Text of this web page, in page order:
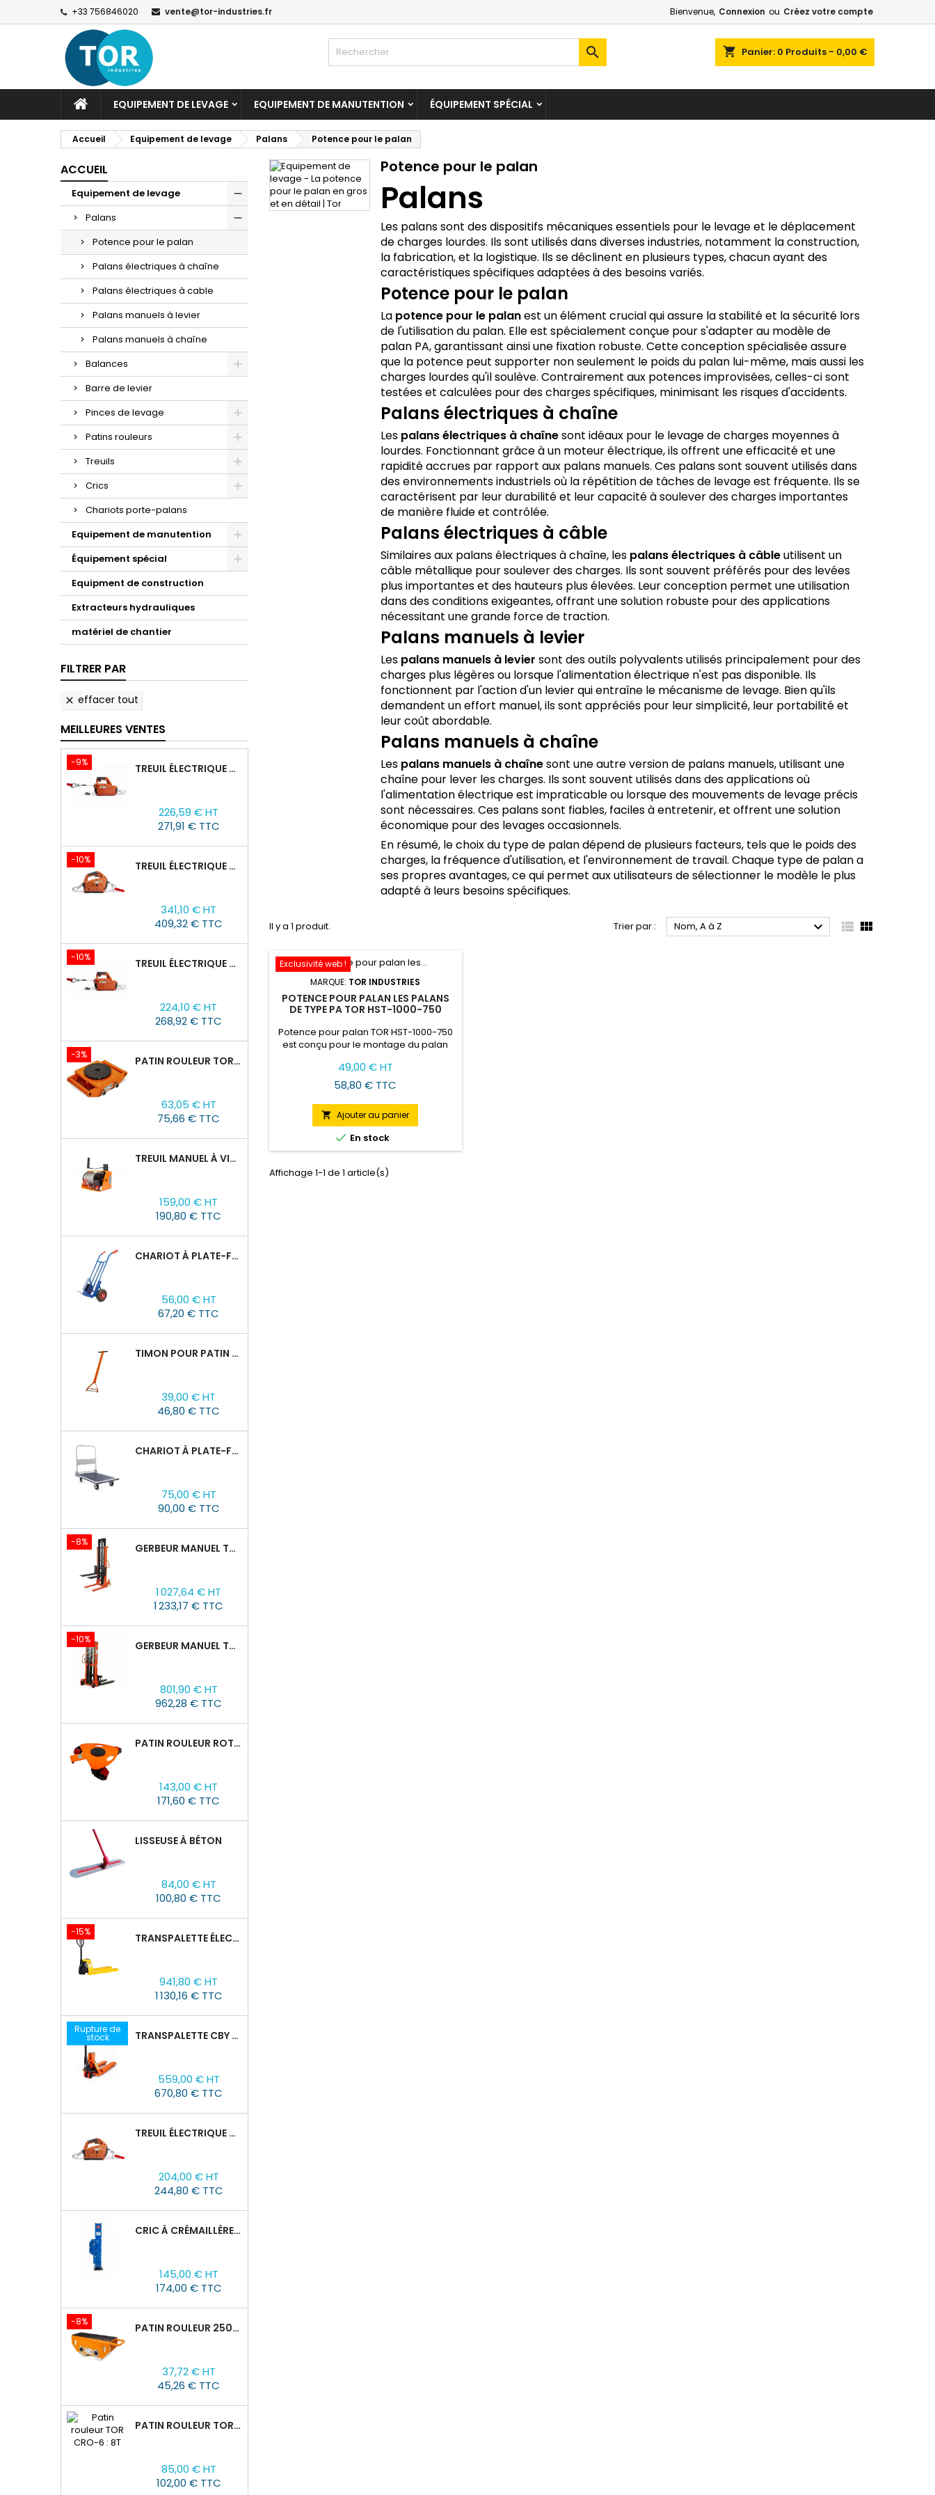
+33 756846020 vente@tor-industries.fr Bienvenue, Connexion ou Créez votre compte
shopping_cart Panier: 0 Produits - 0,00 €

EQUIPEMENT DE LEVAGE EQUIPEMENT DE MANUTENTION ÉQUIPEMENT SPÉCIAL
Accueil Equipement de levage Palans Potence pour le palan
ACCUEIL
Equipement de levage
Palans
Potence pour le palan
Palans électriques à chaîne
Palans électriques à cable
Palans manuels à levier
Palans manuels à chaîne
Balances
Barre de levier
Pinces de levage
Patins rouleurs
Treuils
Crics
Chariots porte-palans
Equipement de manutention
Équipement spécial
Equipment de construction
Extracteurs hydrauliques
matériel de chantier
FILTRER PAR
 effacer tout
MEILLEURES VENTES
-9% TREUIL ÉLECTRIQUE PORTABLE AVEC TÉLÉCOMMANDE TOR SQ-02-450KG/4.6M
base
226,59 € HT
271,91 € TTC
-10% TREUIL ÉLECTRIQUE PORTABLE À BATTERIE TOR SQ-05-450KG/4.6M
base
341,10 € HT
409,32 € TTC
-10% TREUIL ÉLECTRIQUE PORTABLE AVEC TÉLÉCOMMANDE TOR SQ-04-250KG/8M
base
224,10 € HT
268,92 € TTC
-3% PATIN ROULEUR TOR CRA-4 : 6T
base
63,05 € HT
75,66 € TTC
TREUIL MANUEL À VIS SANS FIN VS500, 0,5TX25M
159,00 € HT
190,80 € TTC
CHARIOT À PLATE-FORME TOR HT 300
56,00 € HT
67,20 € TTC
TIMON POUR PATIN ROULEUR CRA-4/6/8
39,00 € HT
46,80 € TTC
CHARIOT À PLATE-FORME TOR PH 300KG
75,00 € HT
90,00 € TTC
-8% GERBEUR MANUEL TOR CTY-EH 2T/3M FOURCHES RÉGLABLES 320-770MM
base
1 027,64 € HT
1 233,17 € TTC
-10% GERBEUR MANUEL TOR CTY-EH 1,5T/1,6M FOURCHES RÉGLABLES 320-770 MM
base
801,90 € HT
962,28 € TTC
PATIN ROULEUR ROTATIVE WCRP-5, CAPACITÉ DE CHARGE 4T
143,00 € HT
171,60 € TTC
LISSEUSE À BÉTON
84,00 € HT
100,80 € TTC
-15% TRANSPALETTE ÉLECTRIQUE EPT 15H : 1500KG/1150MM X 550MM
base
941,80 € HT
1 130,16 € TTC
Rupture de
stock TRANSPALETTE CBY 2,5T AVEC BALANCE
559,00 € HT
670,80 € TTC
TREUIL ÉLECTRIQUE PORTABLE TOR SQ-01-450KG/4.6M
204,00 € HT
244,80 € TTC
CRIC À CRÉMAILLÈRE TOR SJ, 1,5T/60-600 MM
145,00 € HT
174,00 € TTC
-8% PATIN ROULEUR 2500R-02, CAPACITÉ DE CHARGE 2,5T
base
37,72 € HT
45,26 € TTC
PATIN ROULEUR TOR CRO-6 : 8T
85,00 € HT
102,00 € TTC
Potence pour le palan
Palans
Les palans sont des dispositifs mécaniques essentiels pour le levage et le déplacement
de charges lourdes. Ils sont utilisés dans diverses industries, notamment la construction,
la fabrication, et la logistique. Ils se déclinent en plusieurs types, chacun ayant des
caractéristiques spécifiques adaptées à des besoins variés.
Potence pour le palan
La potence pour le palanest un élément crucial qui assure la stabilité et la sécurité lors
de l'utilisation du palan. Elle est spécialement conçue pour s'adapter au modèle de
palan PA, garantissant ainsi une fixation robuste. Cette conception spécialisée assure
que la potence peut supporter non seulement le poids du palan lui-même, mais aussi les
charges lourdes qu'il soulève. Contrairement aux potences improvisées, celles-ci sont
testées et calculées pour des charges spécifiques, minimisant les risques d'accidents.
Palans électriques à chaîne
Les palans électriques à chaînesont idéaux pour le levage de charges moyennes à
lourdes. Fonctionnant grâce à un moteur électrique, ils offrent une efficacité et une
rapidité accrues par rapport aux palans manuels. Ces palans sont souvent utilisés dans
des environnements industriels où la répétition de tâches de levage est fréquente. Ils se
caractérisent par leur durabilité et leur capacité à soulever des charges importantes
de manière fluide et contrôlée.
Palans électriques à câble
Similaires aux palans électriques à chaîne, les palans électriques à câbleutilisent un
câble métallique pour soulever des charges. Ils sont souvent préférés pour des levées
plus importantes et des hauteurs plus élevées. Leur conception permet une utilisation
dans des conditions exigeantes, offrant une solution robuste pour des applications
nécessitant une grande force de traction.
Palans manuels à levier
Les palans manuels à levier sont des outils polyvalents utilisés principalement pour des
charges plus légères ou lorsque l'alimentation électrique n'est pas disponible. Ils
fonctionnent par l'action d'un levier qui entraîne le mécanisme de levage. Bien qu'ils
demandent un effort manuel, ils sont appréciés pour leur simplicité, leur portabilité et
leur coût abordable.
Palans manuels à chaîne
Les palans manuels à chaînesont une autre version de palans manuels, utilisant une
chaîne pour lever les charges. Ils sont souvent utilisés dans des applications où
l'alimentation électrique est impraticable ou lorsque des mouvements de levage précis
sont nécessaires. Ces palans sont fiables, faciles à entretenir, et offrent une solution
économique pour des levages occasionnels.
En résumé, le choix du type de palan dépend de plusieurs facteurs, tels que le poids des
charges, la fréquence d'utilisation, et l'environnement de travail. Chaque type de palan a
ses propres avantages, ce qui permet aux utilisateurs de sélectionner le modèle le plus
adapté à leurs besoins spécifiques.
Il y a 1 produit. Trier par : Nom, A à Z   
Exclusivité web !
MARQUE: TOR INDUSTRIES
POTENCE POUR PALAN LES PALANS
DE TYPE PA TOR HST-1000-750
Potence pour palan TOR HST-1000-750
est conçu pour le montage du palan
49,00 € HT
58,80 € TTC
 Ajouter au panier
 En stock
Affichage 1-1 de 1 article(s)